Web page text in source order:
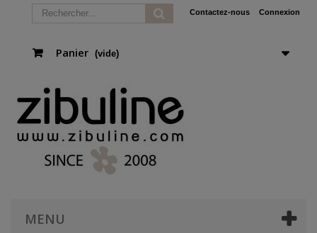
Connexion
Contactez-nous
Panier (vide)
MENU